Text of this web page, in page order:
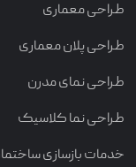
طراحی معماری
طراحی پلان معماری
طراحی نمای مدرن
طراحی نما کلاسیک
خدمات بازسازی